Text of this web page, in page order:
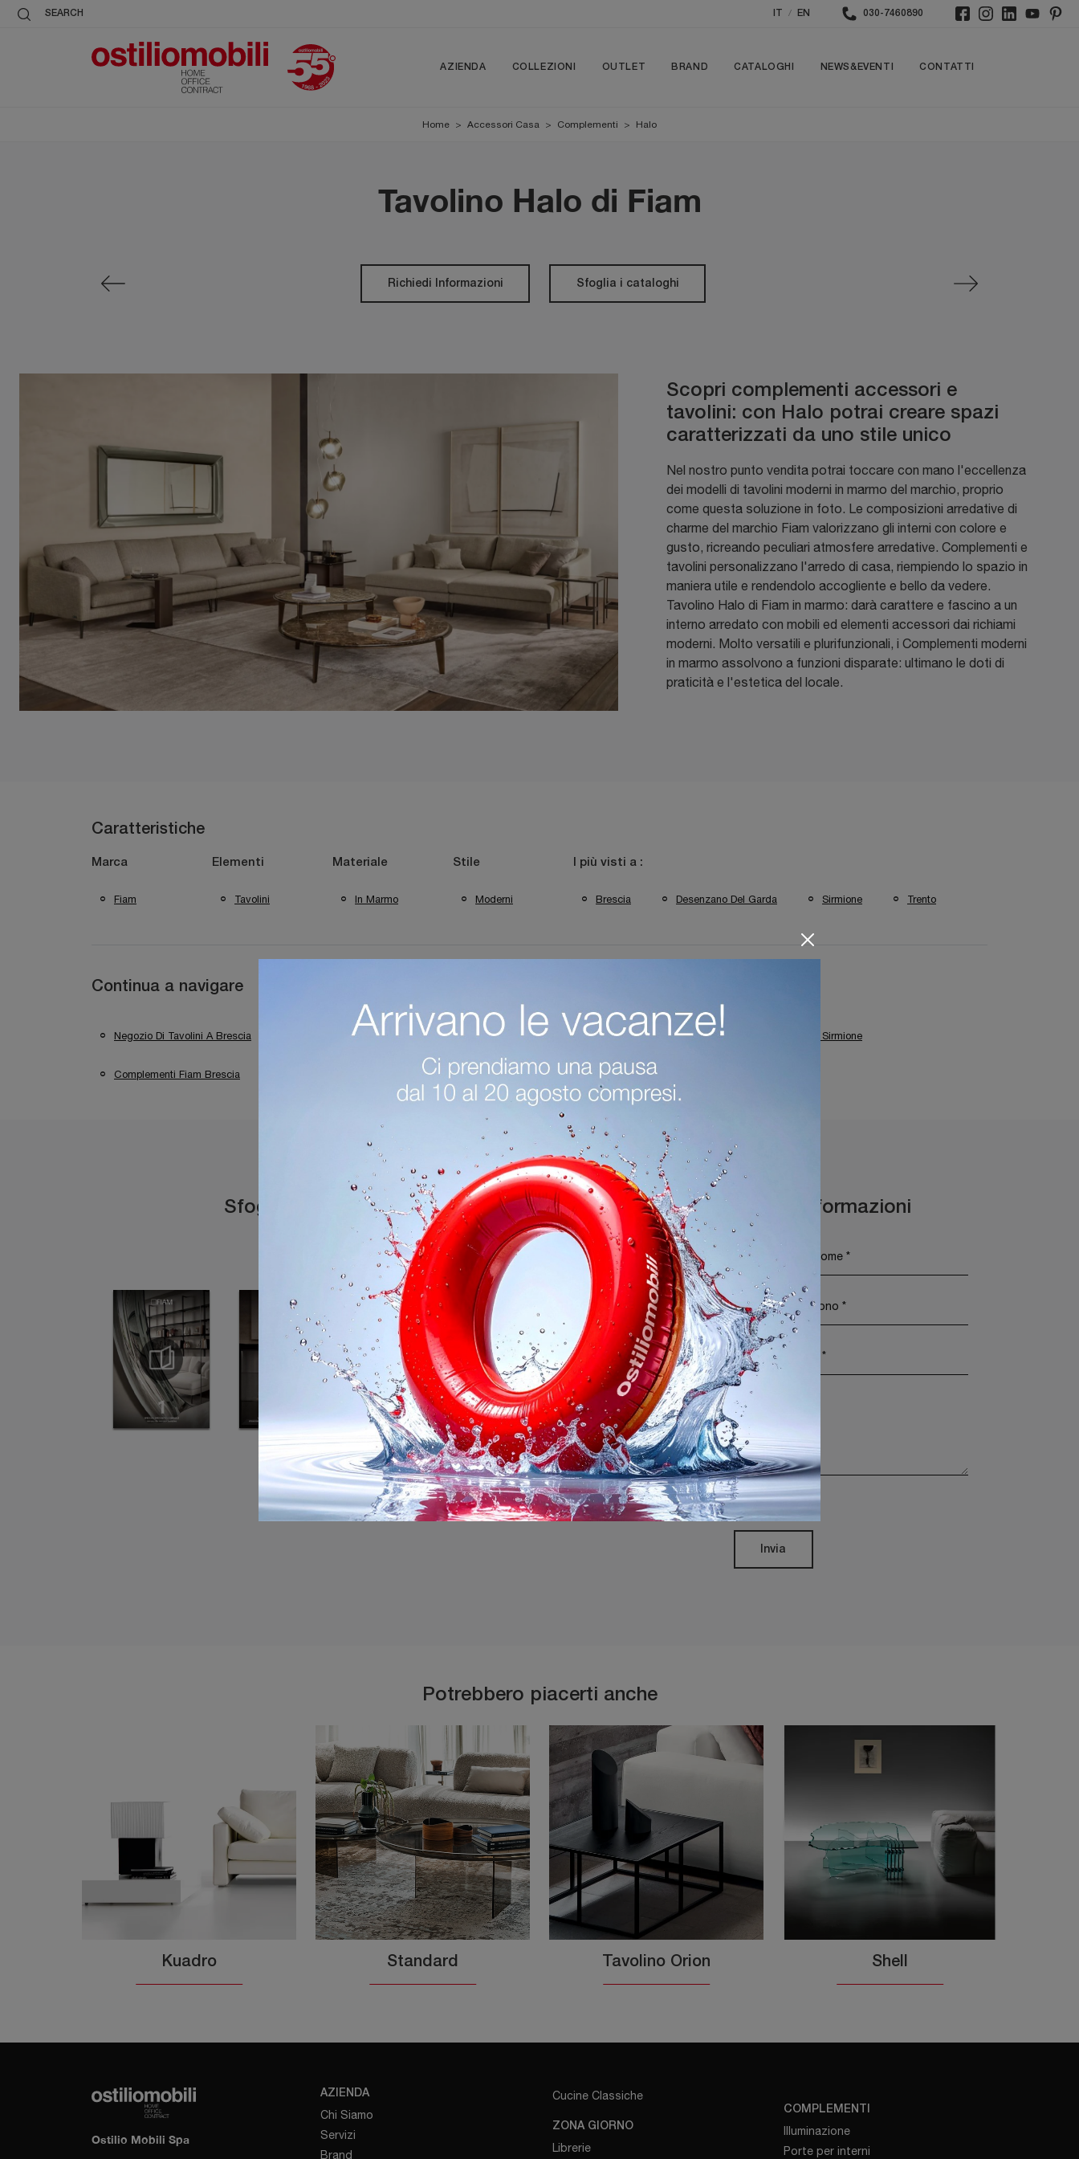
SEARCH / EN 030-7460890
AZIENDA COLLEZIONI OUTLET BRAND CATALOGHI NEWS&EVENTI CONTATTI
Home > Accessori Casa > Complementi > Halo
Tavolino Halo di Fiam
Richiedi Informazioni Sfoglia i cataloghi
Scopri complementi accessori e
tavolini: con Halo potrai creare spazi
caratterizzati da uno stile unico
Nel nostro punto vendita potrai toccare con mano l'eccellenza
dei modelli di tavolini moderni in marmo del marchio, proprio
come questa soluzione in foto. Le composizioni arredative di
charme del marchio Fiam valorizzano gli interni con colore e
gusto, ricreando peculiari atmosfere arredative. Complementi e
tavolini personalizzano l'arredo di casa, riempiendo lo spazio in
maniera utile e rendendolo accogliente e bello da vedere.
Tavolino Halo di Fiam in marmo: darà carattere e fascino a un
interno arredato con mobili ed elementi accessori dai richiami
moderni. Molto versatili e plurifunzionali, i Complementi moderni
in marmo assolvono a funzioni disparate: ultimano le doti di
praticità e l'estetica del locale.
Caratteristiche
Marca
Fiam
Elementi
Tavolini
Materiale
In Marmo
Stile
Moderni
I più visti a :
Brescia Desenzano Del Garda Sirmione Trento
Continua a navigare
Negozio Di Tavolini A Brescia Negozio Di Tavolini A Trento Negozio Di Tavolini A Desenzano Del Garda Negozio Di Tavolini A Sirmione
Complementi Fiam Brescia Complementi Fiam Desenzano Del Garda
Sfoglia i cataloghi Richiedi Maggiori Informazioni
Ho preso visione dellaPrivacy Policy
Invia
Potrebbero piacerti anche
Kuadro Standard Tavolino Orion Shell
Ostilio Mobili Spa
AZIENDA
Chi Siamo
Servizi
Brand
Cucine Classiche
ZONA GIORNO
Librerie
COMPLEMENTI
Illuminazione
Porte per interni